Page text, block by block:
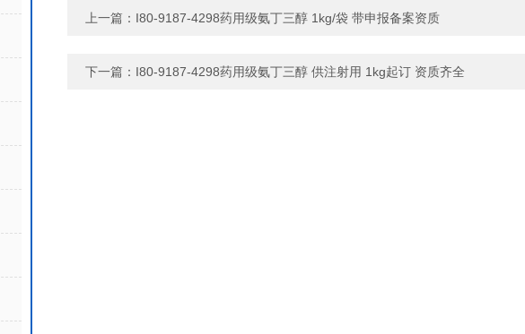
上一篇： I80-9187-4298药用级氨丁三醇 1kg/袋 带申报备案资质
下一篇： I80-9187-4298药用级氨丁三醇 供注射用 1kg起订 资质齐全